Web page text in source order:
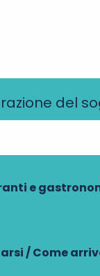
del
e
/ Come
assistente
aiutarvi.